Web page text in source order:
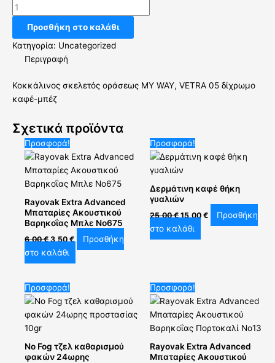
Προσθήκη στο καλάθι
Κατηγορία: Uncategorized
Περιγραφή
Κοκκάλινος σκελετός οράσεως MY WAY, VETRA 05 δίχρωμο
καφέ-μπέζ
Σχετικά προϊόντα
Προσφορά!
Rayovak Extra Advanced
Μπαταρίες Ακουστικού
Βαρηκοΐας Μπλε No675
6,00€
Original
price
was:
6,00 €.
3,50€
τιμή
είναι:
3,50 €.
Προσθήκη
στο καλάθι
Προσφορά!
Δερμάτινη καφέ θήκη
γυαλιών
25,00€
Original
price
was:
25,00 €.
15,00 €
τιμή
Προσθήκη
στο καλάθι
Προσφορά!
No Fog τζελ καθαρισμού
φακών 24ωρης
Original
price
was:
6,00 €.
τιμή
είναι:
Προσφορά!
Rayovak Extra Advanced
Μπαταρίες Ακουστικού
Original
price
was:
6,00 €.
τιμή
είναι:
3,50 €.